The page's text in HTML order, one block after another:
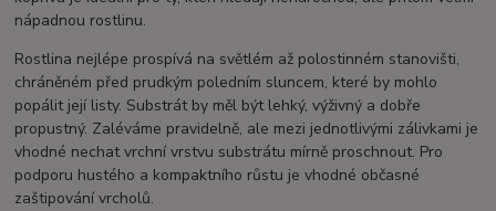
nápadnou rostlinu.
Rostlina nejlépe prospívá na světlém až polostinném stanovišti,
chráněném před prudkým poledním sluncem, které by mohlo
popálit její listy. Substrát by měl být lehký, výživný a dobře
propustný. Zaléváme pravidelně, ale mezi jednotlivými zálivkami je
vhodné nechat vrchní vrstvu substrátu mírně proschnout. Pro
podporu hustého a kompaktního růstu je vhodné občasné
zaštipování vrcholů.